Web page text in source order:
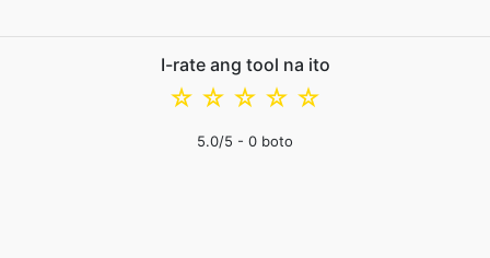
I-rate ang tool na ito
☆
☆
☆
☆
☆
5.0/5 - 0 boto